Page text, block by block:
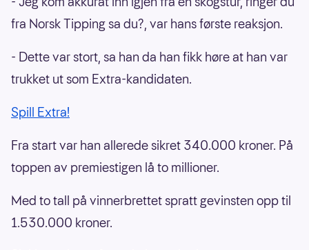
fra Norsk Tipping sa du?, var hans første reaksjon.
- Dette var stort, sa han da han fikk høre at han var
trukket ut som Extra-kandidaten.
Spill Extra!
Fra start var han allerede sikret 340.000 kroner. På
toppen av premiestigen lå to millioner.
Med to tall på vinnerbrettet spratt gevinsten opp til
1.530.000 kroner.